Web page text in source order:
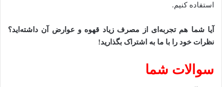
استفاده کنیم.
آیا شما هم تجربه‌ای از مصرف زیاد قهوه و عوارض آن داشته‌اید؟
نظرات خود را با ما به اشتراک بگذارید!
سوالات شما